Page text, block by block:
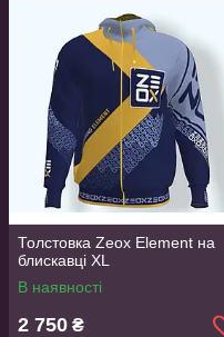
Толстовка Zeox Element на
блискавці XL
В наявності
2 750 ₴